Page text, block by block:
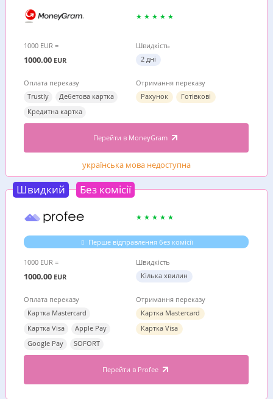
1000 EUR =
1000.00 EUR
Швидкість
2 дні
Оплата переказу
Trustly
Дебетова картка
Кредитна картка
Отримання переказу
Рахунок
Готівкові
Перейти в MoneyGram
українська мова недоступна
Швидкий Без комісії
Перше відправлення без комісії
1000 EUR =
1000.00 EUR
Швидкість
Кілька хвилин
Оплата переказу
Картка Mastercard
Картка Visa
Apple Pay
Google Pay
SOFORT
Отримання переказу
Картка Mastercard
Картка Visa
Перейти в Profee